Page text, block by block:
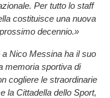
Per tutto lo staff
costituisce una nuova
decennio.»
Nico Messina ha il suo
memoria sportiva di
cogliere le straordinarie
la Cittadella dello Sport,